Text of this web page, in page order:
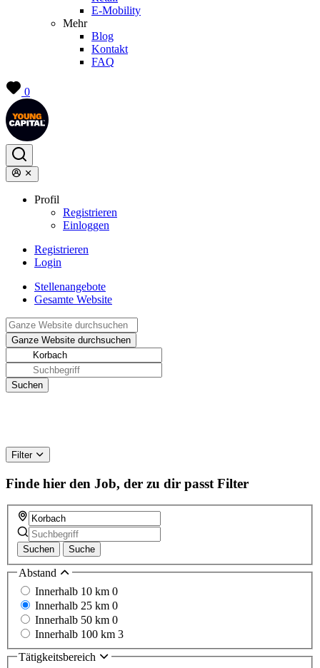
E-Mobility
Mehr
Blog
Kontakt
FAQ
0
Profil
Registrieren
Einloggen
Registrieren
Login
Stellenangebote
Gesamte Website
Filter
Finde hier den Job, der zu dir passt Filter
Suchen Suche
Abstand
Innerhalb 10 km 0
Innerhalb 25 km 0
Innerhalb 50 km 0
Innerhalb 100 km 3
Tätigkeitsbereich